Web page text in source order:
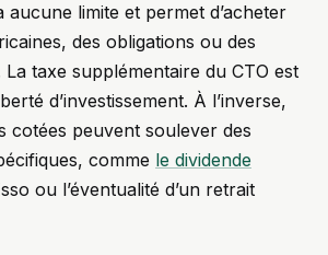
aucune limite et permet d’acheter
des obligations ou des
taxe supplémentaire du CTO est
d’investissement. À l’inverse,
cotées peuvent soulever des
comme le dividende
ou l’éventualité d’un retrait